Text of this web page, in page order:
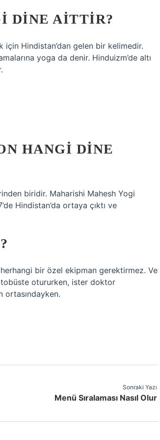
DINE AITTIR?
Hindistan’dan gelen bir kelimedir.
yoga da denir. Hinduizm’de altı
HANGI DINE
biridir. Maharishi Mahesh Yogi
Hindistan’da ortaya çıktı ve
bir özel ekipman gerektirmez. Ve
otururken, ister doktor
ortasındayken.
Sonraki Yazı
Menü Sıralaması Nasıl Olur